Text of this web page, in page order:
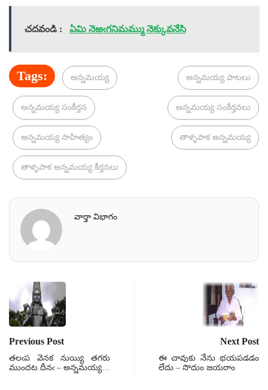
చదవండి : ఏమి నెఱఁగనిమమ్ము నెక్కువనేసి
Tags: అన్నమయ్య అన్నమయ్య పాటలు
అన్నమయ్య సంకీర్తన అన్నమయ్య సంకీర్తనలు
అన్నమయ్య సాహిత్యం తాళ్ళపాక అన్నమయ్య
తాళ్ళపాక అన్నమయ్య కీర్తనలు
వార్తా విభాగం
Previous Post
తలఁప వెనక నుయ్యి తగరు
ముందట దీనఁ – అన్నమయ్య…
Next Post
ఈ చావుకు నేను భయపడడం
లేదు – సొదుం జయరాం